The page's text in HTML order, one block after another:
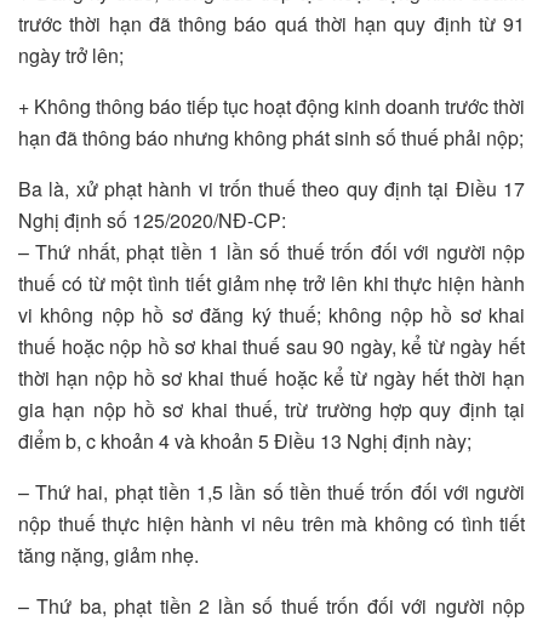
trước thời hạn đã thông báo quá thời hạn quy định từ 91
ngày trở lên;
+ Không thông báo tiếp tục hoạt động kinh doanh trước thời
hạn đã thông báo nhưng không phát sinh số thuế phải nộp;
Ba là, xử phạt hành vi trốn thuế theo quy định tại Điều 17
Nghị định số 125/2020/NĐ-CP:
– Thứ nhất, phạt tiền 1 lần số thuế trốn đối với người nộp
thuế có từ một tình tiết giảm nhẹ trở lên khi thực hiện hành
vi không nộp hồ sơ đăng ký thuế; không nộp hồ sơ khai
thuế hoặc nộp hồ sơ khai thuế sau 90 ngày, kể từ ngày hết
thời hạn nộp hồ sơ khai thuế hoặc kể từ ngày hết thời hạn
gia hạn nộp hồ sơ khai thuế, trừ trường hợp quy định tại
điểm b, c khoản 4 và khoản 5 Điều 13 Nghị định này;
– Thứ hai, phạt tiền 1,5 lần số tiền thuế trốn đối với người
nộp thuế thực hiện hành vi nêu trên mà không có tình tiết
tăng nặng, giảm nhẹ.
– Thứ ba, phạt tiền 2 lần số thuế trốn đối với người nộp